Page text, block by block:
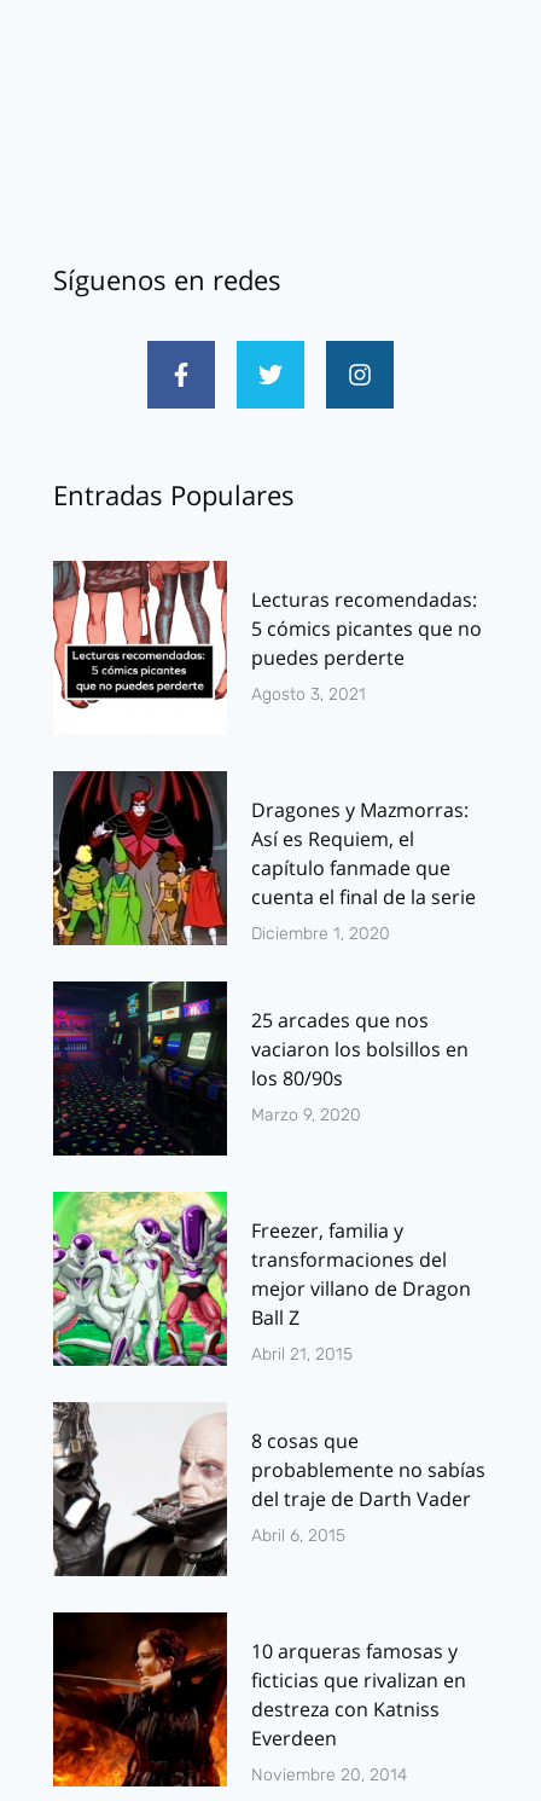
Síguenos en redes
Entradas Populares
Lecturas recomendadas:
5 cómics picantes que no
puedes perderte
Agosto 3, 2021
Dragones y Mazmorras:
Así es Requiem, el
capítulo fanmade que
cuenta el final de la serie
Diciembre 1, 2020
25 arcades que nos
vaciaron los bolsillos en
los 80/90s
Marzo 9, 2020
Freezer, familia y
transformaciones del
mejor villano de Dragon
Ball Z
Abril 21, 2015
8 cosas que
probablemente no sabías
del traje de Darth Vader
Abril 6, 2015
10 arqueras famosas y
ficticias que rivalizan en
destreza con Katniss
Everdeen
Noviembre 20, 2014